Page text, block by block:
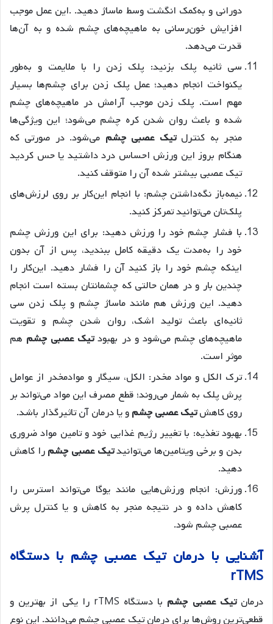
دورانی و به‌کمک انگشت وسط ماساژ دهید. .این عمل موجب
افزایش خون‌رسانی به ماهیچه‌های چشم شده و به آن‌ها
قدرت می‌دهد.
سی ثانیه پلک بزنید: پلک زدن را با ملایمت و به‌طور
یکنواخت انجام دهید؛ عمل پلک زدن برای چشم‌ها بسیار
مهم است. پلک زدن موجب آرامش در ماهیچه‌های چشم
شده و باعث روان شدن کره چشم می‌شود؛ این ویژگی‌ها
منجر به کنترلتیک عصبی چشم می‌شود. در صورتی که
هنگام بروز این ورزش احساس درد داشتید یا حس کردید
تیک عصبی بیشتر شده آن را متوقف کنید.
نیمه‌باز نگه‌داشتن چشم: با انجام این‌کار بر روی لرزش‌های
پلک‌تان می‌توانید تمرکز کنید.
با فشار چشم خود را ورزش دهید: برای این ورزش چشم
خود را به‌مدت یک دقیقه کامل ببندید، پس از آن بدون
اینکه چشم خود را باز کنید آن را فشار دهید. این‌کار را
چندین بار و در همان حالتی که چشمانتان بسته است انجام
دهید. این ورزش هم مانند ماساژ چشم و پلک زدن سی
ثانیه‌ای باعث تولید اشک، روان شدن چشم و تقویت
ماهیچه‌های چشم می‌شود و در بهبودتیک عصبی چشم هم
موثر است.
ترک الکل و مواد مخدر: الکل، سیگار و موادمخدر از عوامل
پرش پلک به شمار می‌روند؛ قطع مصرف این مواد می‌تواند بر
روی کاهشتیک عصبی چشمو یا درمان آن تاثیرگذار باشد.
بهبود تغذیه: با تغییر رژیم غذایی خود و تامین مواد ضروری
بدن و برخی ویتامین‌ها می‌توانیدتیک عصبی چشمرا کاهش
دهید.
ورزش: انجام ورزش‌هایی مانند یوگا می‌تواند استرس را
کاهش داده و در نتیجه منجر به کاهش و یا کنترل پرش
عصبی چشم شود.
آشنایی با درمان تیک عصبی چشم با دستگاه
rTMS
درمانتیک عصبی چشم
با دستگاه rTMS را یکی از بهترین و
قطعی‌ترین روش‌ها برای درمان تیک عصبی چشم می‌دانند. این نوع